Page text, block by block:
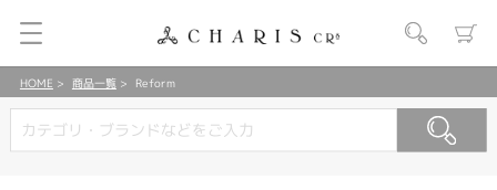
HOME 商品一覧 Reform